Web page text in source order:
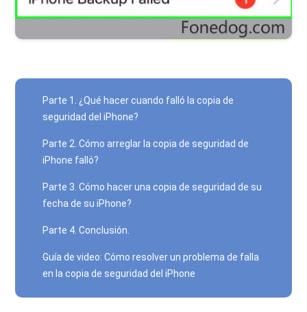
Parte 1. ¿Qué hacer cuando falló la copia de
seguridad del iPhone?
Parte 2. Cómo arreglar la copia de seguridad de
iPhone falló?
Parte 3. Cómo hacer una copia de seguridad de su
fecha de su iPhone?
Parte 4. Conclusión.
Guía de video: Cómo resolver un problema de falla
en la copia de seguridad del iPhone